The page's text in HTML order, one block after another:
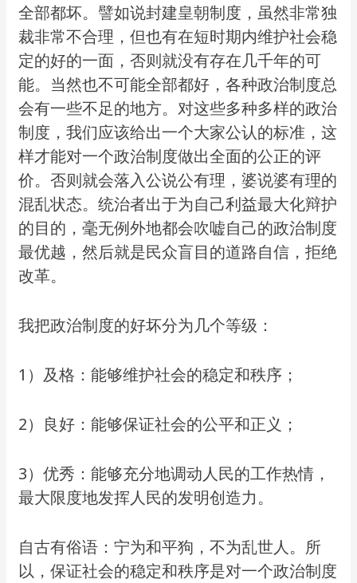
全部都坏。譬如说封建皇朝制度，虽然非常独
裁非常不合理，但也有在短时期内维护社会稳
定的好的一面，否则就没有存在几千年的可
能。当然也不可能全部都好，各种政治制度总
会有一些不足的地方。对这些多种多样的政治
制度，我们应该给出一个大家公认的标准，这
样才能对一个政治制度做出全面的公正的评
价。否则就会落入公说公有理，婆说婆有理的
混乱状态。统治者出于为自己利益最大化辩护
的目的，毫无例外地都会吹嘘自己的政治制度
最优越，然后就是民众盲目的道路自信，拒绝
改革。
我把政治制度的好坏分为几个等级：
1）及格：能够维护社会的稳定和秩序；
2）良好：能够保证社会的公平和正义；
3）优秀：能够充分地调动人民的工作热情，
最大限度地发挥人民的发明创造力。
自古有俗语：宁为和平狗，不为乱世人。所
以，保证社会的稳定和秩序是对一个政治制度